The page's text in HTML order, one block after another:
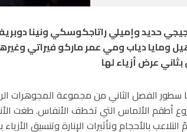
حديد وإميلي راتاجكوسكي ونينا
ومايا دياب ومي عمر ماركو فيراتي
عرض أزياء لها
بأروع أطقم الألماس التي تخطف الأنفاس. طغت
بالأحجام وتأثيرات الإنارة وتنسيق